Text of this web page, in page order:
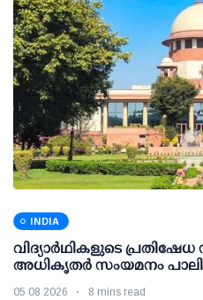
INDIA
വിദ്യാര്‍ഥികളുടെ
അധികൃതര്‍ സംയമനം
05 08 2026 8 mins read